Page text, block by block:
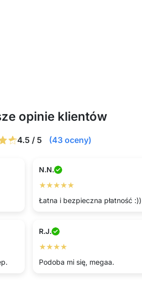
opinie klientów
4.5 / 5 (43 oceny)
N.N.
★★★★★
Łatna i bezpieczna płatność :))
R.J.
★★★★
Podoba mi się, megaa.